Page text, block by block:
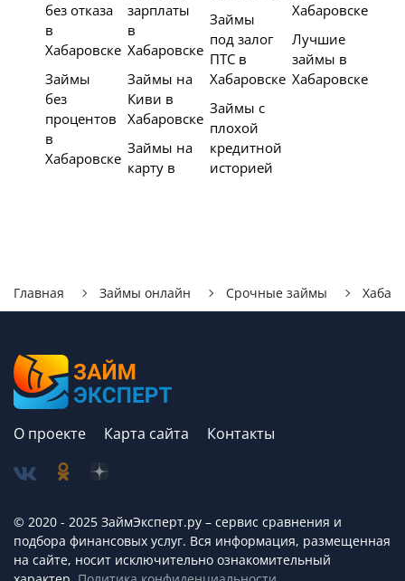
без отказа
в
Хабаровске
Займы
без
процентов
в
Хабаровске
зарплаты
в
Хабаровске
Займы на
Киви в
Хабаровске
Займы на
карту в
Займы
под залог
ПТС в
Хабаровске
Займы с
плохой
кредитной
историей
Хабаровске
Лучшие
займы в
Хабаровске
Главная Займы онлайн Срочные займы
О проекте Карта сайта Контакты
© 2020 - 2025 ЗаймЭксперт.ру – сервис cравнения и
подбора финансовых услуг. Вся информация, размещенная
на сайте, носит исключительно ознакомительный